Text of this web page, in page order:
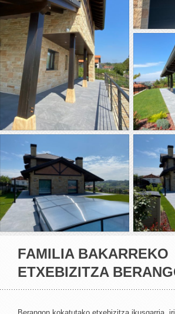
FAMILIA BAKARREKO
ETXEBIZITZA